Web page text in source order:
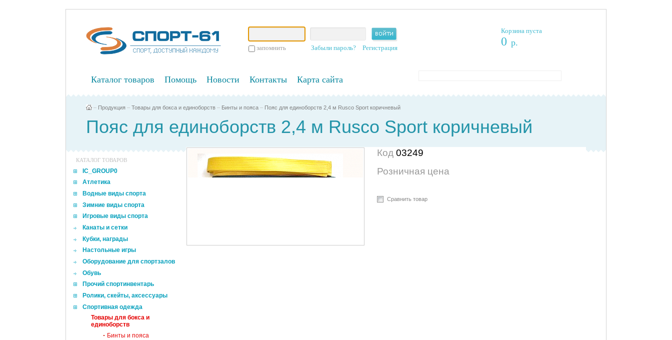
Забыли пароль? Регистрация
запомнить
Корзина пуста
0 р.
Каталог товаров Помощь Новости Контакты Карта сайта
– Продукция – Товары для бокса и единоборств – Бинты и пояса – Пояс для единоборств 2,4 м Rusco Sport коричневый
Пояс для единоборств 2,4 м Rusco Sport коричневый
КАТАЛОГ ТОВАРОВ
IC_GROUP0
Атлетика
Водные виды спорта
Зимние виды спорта
Игровые виды спорта
Канаты и сетки
Кубки, награды
Настольные игры
Оборудование для спортзалов
Обувь
Прочий спортинвентарь
Ролики, скейты, аксессуары
Спортивная одежда
Товары для бокса и
единоборств
Бинты и пояса
Код 03249
Розничная цена
Сравнить товар